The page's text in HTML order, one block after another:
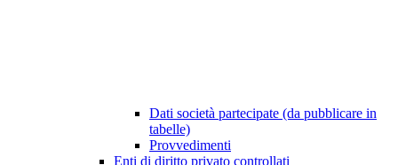
Dati società partecipate (da pubblicare in
tabelle)
Provvedimenti
Enti di diritto privato controllati